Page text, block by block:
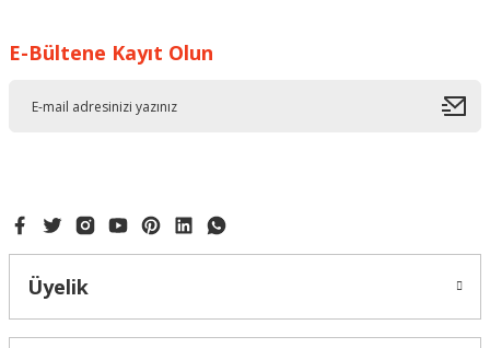
Ürün resmi kalitesiz, bozuk veya görüntülenemiyor.
E-Bültene Kayıt Olun
Üyelik